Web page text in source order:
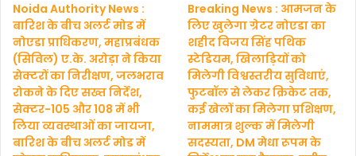
Noida Authority News :
बारिश के बीच अलर्ट मोड में
नोएडा प्राधिकरण, महाप्रबंधक
(सिविल) ए.के. अरोड़ा ने किया
सेक्टरों का निरीक्षण, जलभराव
रोकने के दिए सख्त निर्देश,
सेक्टर-105 और 108 में भी
लिया व्यवस्थाओं का जायजा,
बारिश के बीच अलर्ट मोड में
Breaking News : आमजन के
लिए खुलेगा ग्रेटर नोएडा का
शहीद विजय सिंह पथिक
स्टेडियम, खिलाड़ियों को
मिलेगी विश्वस्तरीय सुविधाएं,
फुटबॉल से लेकर क्रिकेट तक,
कई खेलों का मिलेगा प्रशिक्षण,
नाममात्र शुल्क में मिलेगी
सदस्यता, DM मेधा रूपम के